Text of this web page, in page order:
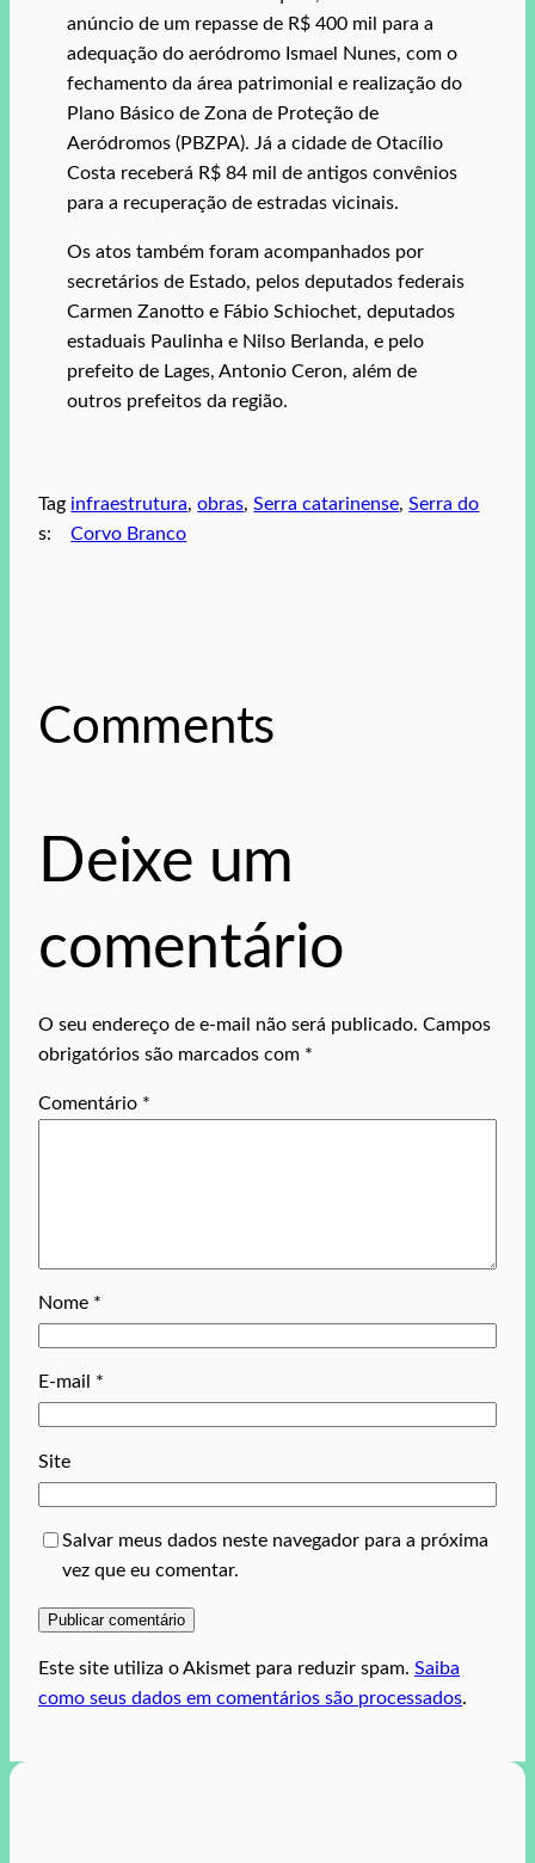
anúncio de um repasse de R$ 400 mil para a
adequação do aeródromo Ismael Nunes, com o
fechamento da área patrimonial e realização do
Plano Básico de Zona de Proteção de
Aeródromos (PBZPA). Já a cidade de Otacílio
Costa receberá R$ 84 mil de antigos convênios
para a recuperação de estradas vicinais.
Os atos também foram acompanhados por
secretários de Estado, pelos deputados federais
Carmen Zanotto e Fábio Schiochet, deputados
estaduais Paulinha e Nilso Berlanda, e pelo
prefeito de Lages, Antonio Ceron, além de
outros prefeitos da região.
Tag
s:
infraestrutura, obras, Serra catarinense, Serra do
Corvo Branco
Comments
Deixe um
comentário
O seu endereço de e-mail não será publicado. Campos
obrigatórios são marcados com *
Comentário *
Nome *
E-mail *
Site
Salvar meus dados neste navegador para a próxima
vez que eu comentar.
Este site utiliza o Akismet para reduzir spam. Saiba
como seus dados em comentários são processados.